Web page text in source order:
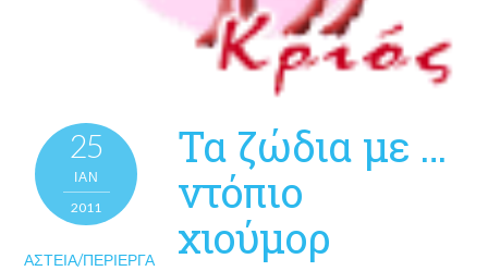
25
ΙΑΝ
2011
ΑΣΤΕΊΑ/ΠΕΡΊΕΡΓΑ
Τα ζώδια με …
ντόπιο
χιούμορ